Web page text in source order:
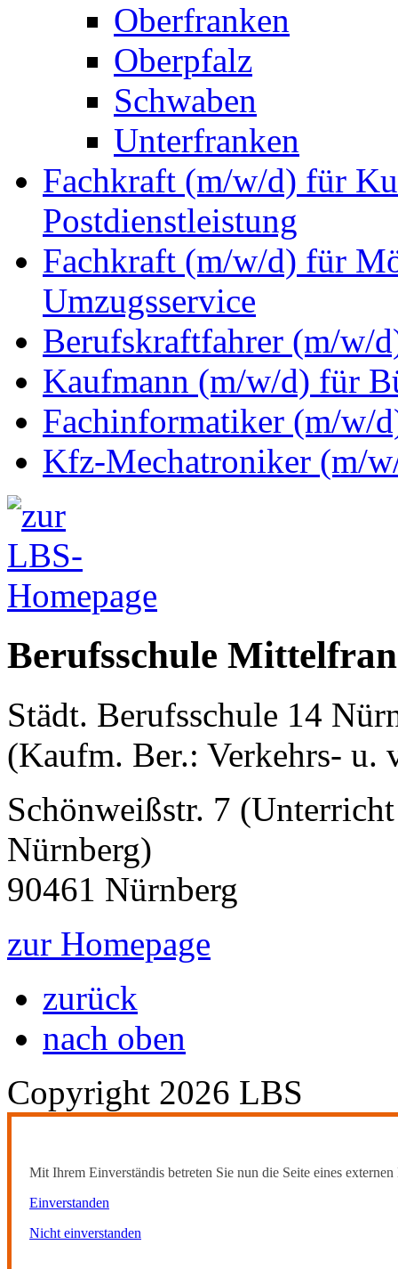
Oberfranken
Oberpfalz
Schwaben
Unterfranken
Fachkraft (m/w/d) für
Postdienstleistung
Fachkraft (m/w/d) für
Umzugsservice
Berufskraftfahrer (m/w/
Kaufmann (m/w/d) für
Fachinformatiker (m/w/
Kfz-Mechatroniker (m/
Berufsschule
Städt. Berufsschule 14
(Kaufm. Ber.: Verkehrs- u.
Schönweißstr. 7
Nürnberg)
90461 Nürnberg
zur Homepage
zurück
nach oben
Copyright 2026 LBS
Mit Ihrem Einverständis betreten Sie nun die Seite eines externen
Einverstanden
Nicht einverstanden